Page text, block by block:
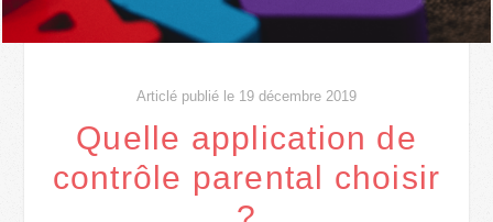
Articlé publié le 19 décembre 2019
Quelle application de
contrôle parental choisir